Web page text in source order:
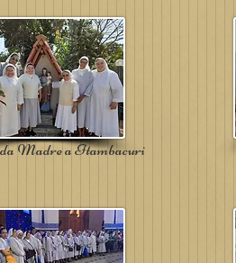
Madre a Itambacuri